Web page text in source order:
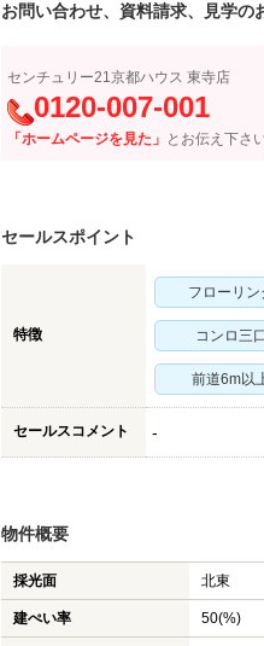
お問い合わせ、資料請求、見学の
センチュリー21京都ハウス 東寺店
0120-007-001
「ホームページを見た」 とお伝え下さ
セールスポイント
特徴
フローリン
コンロ三口
前道6m以
セールスコメント -
物件概要
採光面 北東
建ぺい率 50(%)